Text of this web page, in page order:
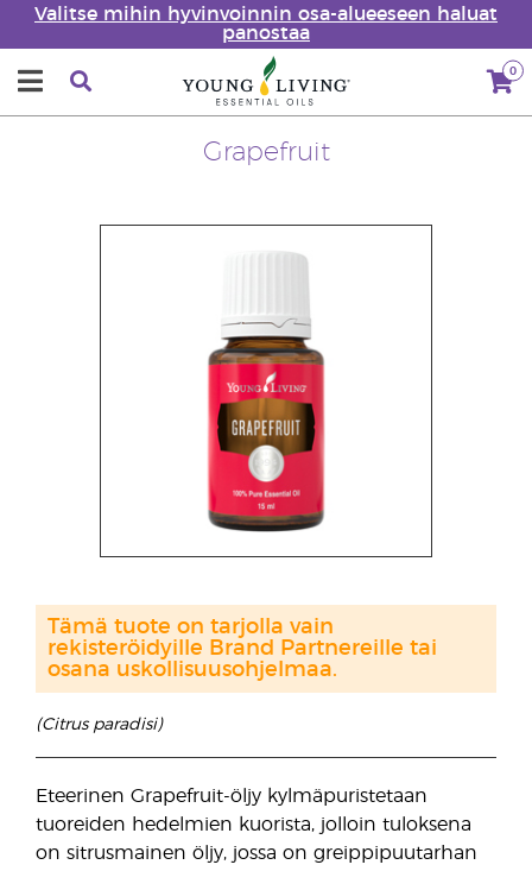
Valitse mihin hyvinvoinnin osa-alueeseen haluat
panostaa
0
Grapefruit
(Citrus paradisi)
Eteerinen Grapefruit-öljy kylmäpuristetaan
tuoreiden hedelmien kuorista, jolloin tuloksena
on sitrusmainen öljy, jossa on greippipuutarhan
Tämä tuote on tarjolla vain
rekisteröidyille Brand Partnereille tai
osana uskollisuusohjelmaa.